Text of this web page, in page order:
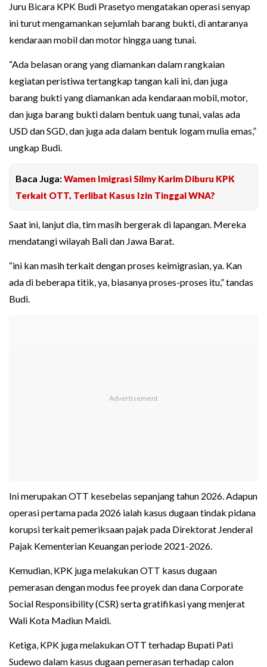
Juru Bicara KPK Budi Prasetyo mengatakan operasi senyap
ini turut mengamankan sejumlah barang bukti, di antaranya
kendaraan mobil dan motor hingga uang tunai.
“Ada belasan orang yang diamankan dalam rangkaian
kegiatan peristiwa tertangkap tangan kali ini, dan juga
barang bukti yang diamankan ada kendaraan mobil, motor,
dan juga barang bukti dalam bentuk uang tunai, valas ada
USD dan SGD, dan juga ada dalam bentuk logam mulia emas,”
ungkap Budi.
Baca Juga:Wamen Imigrasi Silmy Karim Diburu KPK
Terkait OTT, Terlibat Kasus Izin Tinggal WNA?
Saat ini, lanjut dia, tim masih bergerak di lapangan. Mereka
mendatangi wilayah Bali dan Jawa Barat.
“ini kan masih terkait dengan proses keimigrasian, ya. Kan
ada di beberapa titik, ya, biasanya proses-proses itu,” tandas
Budi.
Ini merupakan OTT kesebelas sepanjang tahun 2026. Adapun
operasi pertama pada 2026 ialah kasus dugaan tindak pidana
korupsi terkait pemeriksaan pajak pada Direktorat Jenderal
Pajak Kementerian Keuangan periode 2021-2026.
Kemudian, KPK juga melakukan OTT kasus dugaan
pemerasan dengan modus fee proyek dan dana Corporate
Social Responsibility (CSR) serta gratifikasi yang menjerat
Wali Kota Madiun Maidi.
Ketiga, KPK juga melakukan OTT terhadap Bupati Pati
Sudewo dalam kasus dugaan pemerasan terhadap calon